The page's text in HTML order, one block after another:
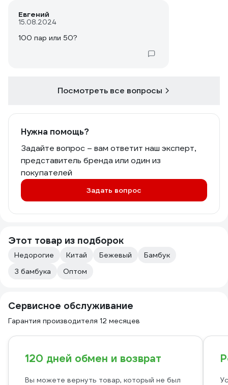
Евгений
15.08.2024
100 пар или 50?
Посмотреть все вопросы
Нужна помощь?
Задайте вопрос – вам ответит наш эксперт,
представитель бренда или один из
покупателей
Задать вопрос
Этот товар из подборок
Недорогие Китай Бежевый
Бамбук
З бамбука
Оптом
Сервисное обслуживание
Гарантия производителя 12 месяцев
120 дней обмен и возврат
Вы можете вернуть товар, который не был